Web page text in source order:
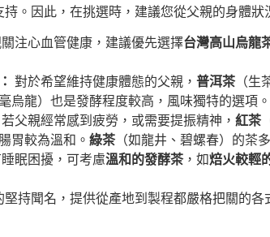
。因此，在挑選時，建議您從父親的身體狀
注心血管健康，建議優先選擇台灣高山烏龍
對於希望維持健康體態的父親， 普洱茶（生
烏龍）也是發酵程度較高，風味獨特的選項。
若父親經常感到疲勞，或需要提振精神， 紅茶
胃較為溫和。 綠茶（如龍井、碧螺春）的茶
眠困擾，可考慮溫和的發酵茶，如焙火較輕
持聞名，提供從產地到製程都嚴格把關的